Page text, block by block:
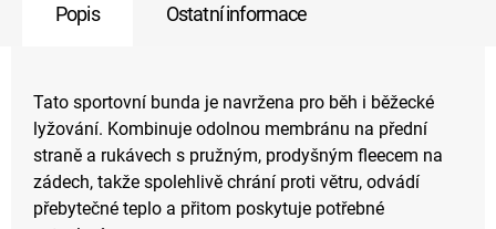
Popis Ostatní informace
Tato sportovní bunda je navržena pro běh i běžecké
lyžování. Kombinuje odolnou membránu na přední
straně a rukávech s pružným, prodyšným fleecem na
zádech, takže spolehlivě chrání proti větru, odvádí
přebytečné teplo a přitom poskytuje potřebné